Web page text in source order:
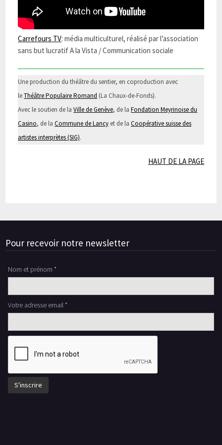
Carrefours TV: média multiculturel, réalisé par l’association
sans but lucratif A la Vista / Communication sociale
Une production du théâtre du sentier, en coproduction avec
leThéâtre Populaire Romand (La Chaux-de-Fonds).
Avec le soutien de laVille de Genève, de laFondation Meyrinoise du
Casino, de laCommune de Lancy et de laCoopérative suisse des
artistes interprètes (SIG).
HAUT DE LA PAGE
Pour recevoir notre newsletter
Nom et prénom *
Votre adresse email *